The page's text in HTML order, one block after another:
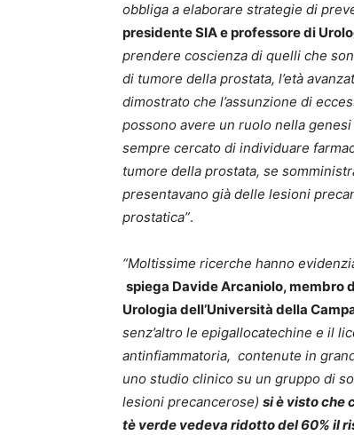
obbliga a elaborare strategie di
presidente SIA e professore di
prendere coscienza di quelli che
di tumore della prostata, l’età
dimostrato che l’assunzione di
possono avere un ruolo nella
sempre cercato di individuare
tumore della prostata, se
presentavano già delle lesioni
prostatica”.
“Moltissime ricerche hanno
spiega Davide Arcaniolo, membro
Urologia dell’Università della
senz’altro le epigallocatechine e il
antinfiammatoria, contenute in
uno studio clinico su un gruppo di
lesioni precancerose) si è visto che
tè verde vedeva ridotto del 60% il